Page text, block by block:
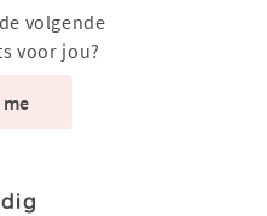
volgende
voor jou?